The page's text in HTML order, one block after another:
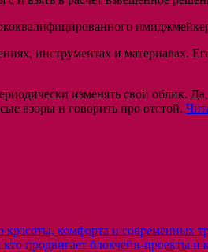
инструментах и
изменять свой облик.
взоры и говорить про отстой.
комфорта и современных
продвигает блокчейн-проекты и